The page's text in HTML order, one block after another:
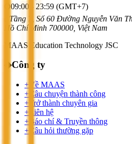
⌚09:00 - 23:59 (GMT+7)
Tầng 7, Số 60 Đường Nguyễn Văn
Hồ Chí Minh 700000, Việt Nam
MAAS Education Technology JSC
◆Công ty
+ Về MAAS
+ Câu chuyện thành công
+ Trở thành chuyên gia
+ Liên hệ
+ Báo chí & Truyền thông
+ Câu hỏi thường gặp